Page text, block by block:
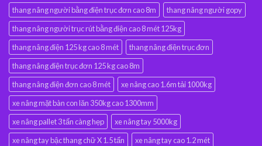
thang nâng người bằng điện trục đơn cao 8m
thang nâng người gopy
thang nâng người trục rút bằng điện cao 8 mét 125kg
thang nâng điện 125 kg cao 8 mét
thang nâng điện trục đơn
thang nâng điện trục đơn 125 kg cao 8m
thang nâng điện đơn cao 8 mét
xe nâng cao 1.6m tải 1000kg
xe nâng mặt bàn con lăn 350kg cao 1300mm
xe nâng pallet 3 tấn càng hẹp
xe nâng tay 5000kg
xe nâng tay bậc thang chữ X 1.5 tấn
xe nâng tay cao 1.2 mét